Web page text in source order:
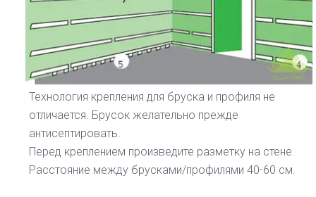
Технология крепления для бруска и профиля не
отличается. Брусок желательно прежде
антисептировать.
Перед креплением произведите разметку на стене.
Расстояние между брусками/профилями 40-60 см.